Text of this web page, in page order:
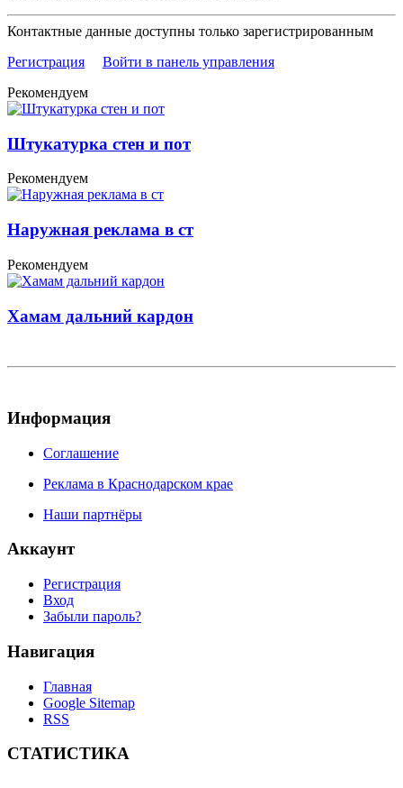
Контактные данные доступны только зарегистрированным
Регистрация
Войти в панель управления
Рекомендуем
Штукатурка стен и пот
Рекомендуем
Наружная реклама в ст
Рекомендуем
Хамам дальний кардон
Информация
Соглашение
Реклама в Краснодарском крае
Наши партнёры
Аккаунт
Регистрация
Вход
Забыли пароль?
Навигация
Главная
Google Sitemap
RSS
СТАТИСТИКА